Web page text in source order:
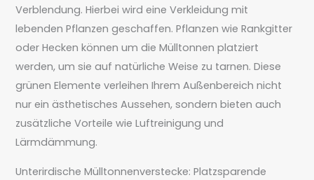
Verblendung. Hierbei wird eine Verkleidung mit
lebenden Pflanzen geschaffen. Pflanzen wie Rankgitter
oder Hecken können um die Mülltonnen platziert
werden, um sie auf natürliche Weise zu tarnen. Diese
grünen Elemente verleihen Ihrem Außenbereich nicht
nur ein ästhetisches Aussehen, sondern bieten auch
zusätzliche Vorteile wie Luftreinigung und
Lärmdämmung.
Unterirdische Mülltonnenverstecke: Platzsparende